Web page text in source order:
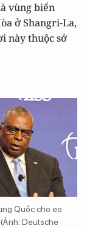
vùng biển
ở Shangri-La,
này thuộc sở
Quốc cho eo
Deutsche